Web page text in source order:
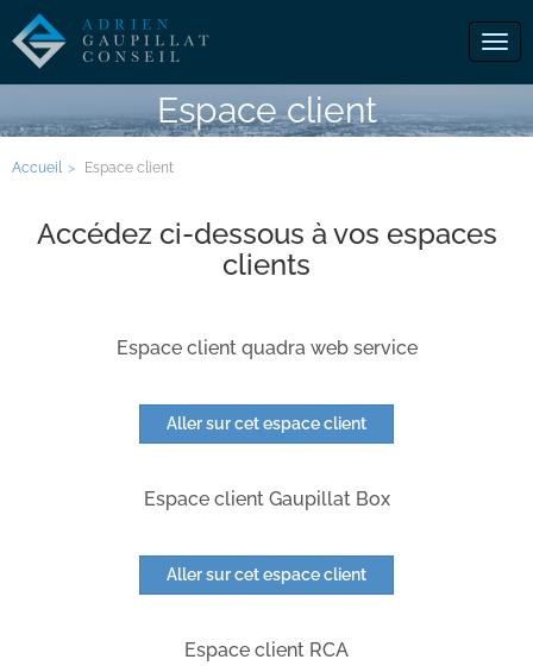
Espace client
Accueil Espace client
Accédez ci-dessous à vos espaces
clients
Espace client quadra web service
Aller sur cet espace client
Espace client Gaupillat Box
Aller sur cet espace client
Espace client RCA